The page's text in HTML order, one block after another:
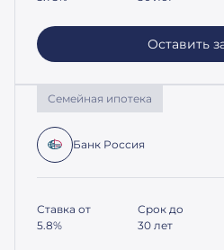
Оставить
Семейная ипотека
Банк Россия
Ставка от
5.8%
Срок до
30 лет